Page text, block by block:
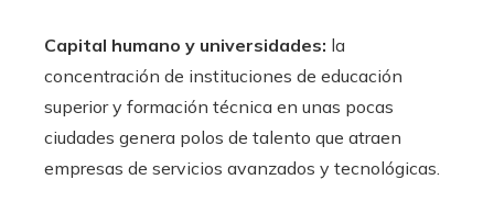
Capital humano y universidades: la
concentración de instituciones de educación
superior y formación técnica en unas pocas
ciudades genera polos de talento que atraen
empresas de servicios avanzados y tecnológicas.